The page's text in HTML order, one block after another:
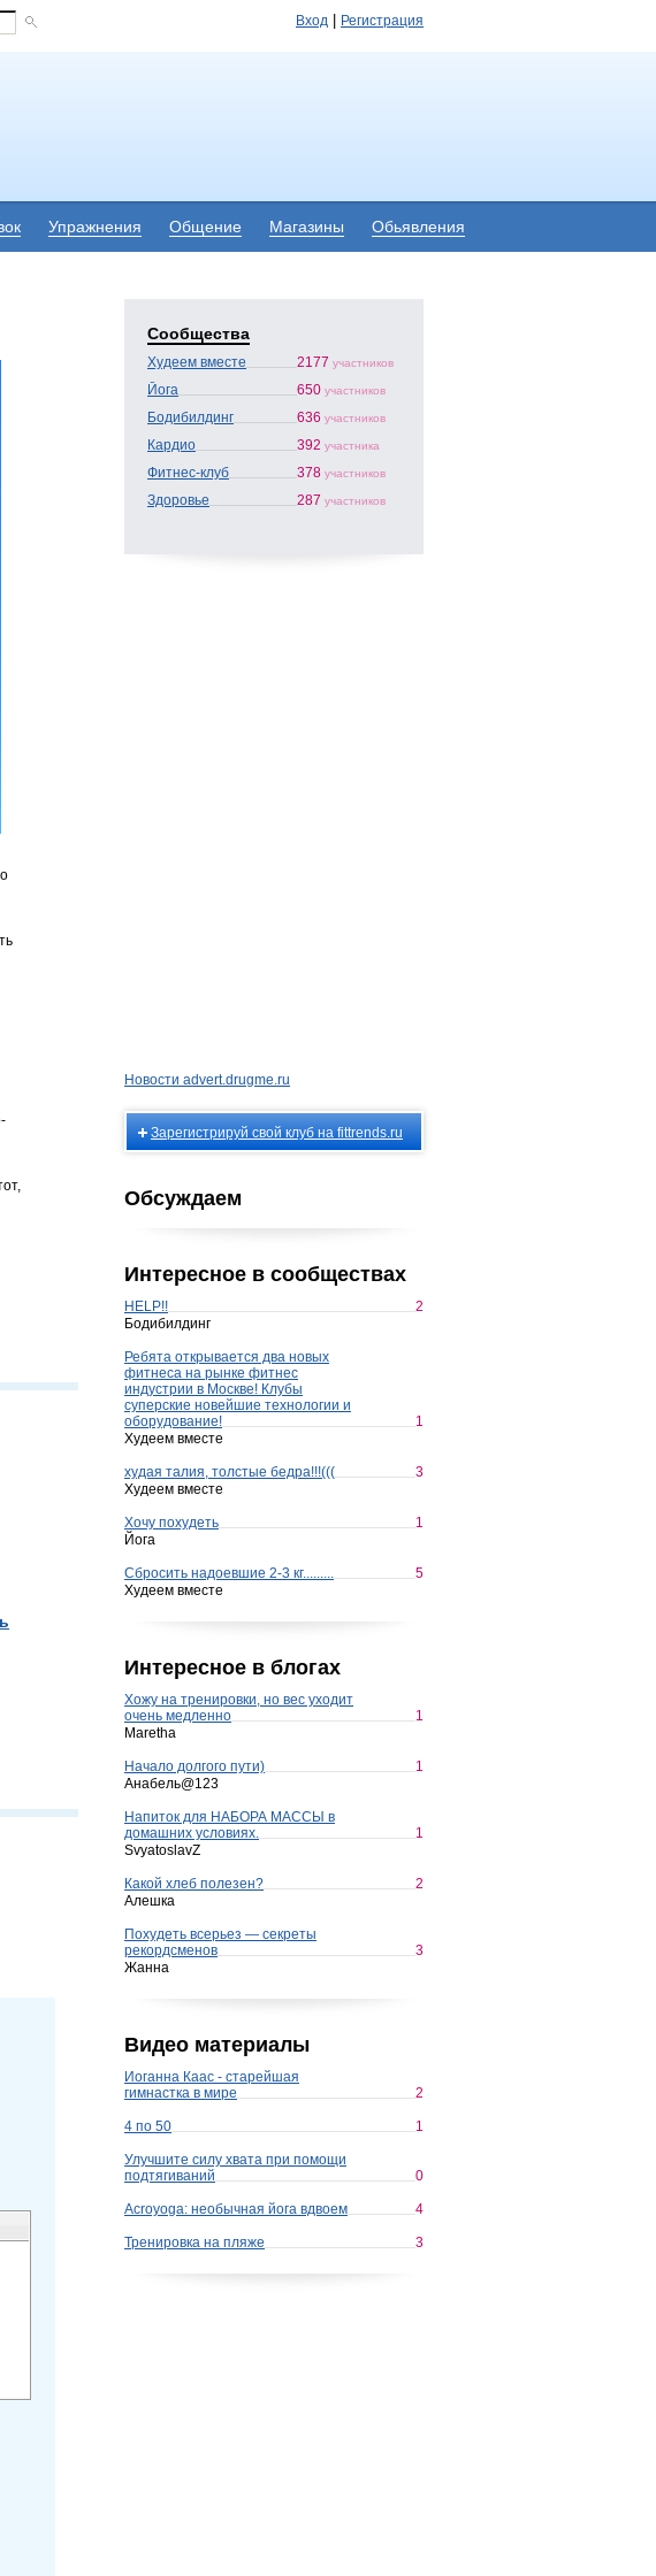
Вход Регистрация
Упражнения Общение Магазины Обьявления
Сообщества
Худеем вместе 2177 участников
Йога 650 участников
Бодибилдинг 636 участников
Кардио 392 участника
Фитнес-клуб 378 участников
Здоровье 287 участников
Новости advert.drugme.ru
Зарегистрируй свой клуб на fittrends.ru
Обсуждаем
Интересное в сообществах
HELP!!
2
Бодибилдинг
Ребята открывается два новых
фитнеса на рынке фитнес
индустрии в Москве! Клубы
суперские новейшие технологии и
оборудование!
1
Худеем вместе
худая талия, толстые бедра!!!(((
3
Худеем вместе
Хочу похудеть
1
Йога
Сбросить надоевшие 2-3 кг.........
5
Худеем вместе
Интересное в блогах
Хожу на тренировки, но вес уходит
очень медленно
1
Maretha
Начало долгого пути)
1
Анабель@123
Напиток для НАБОРА МАССЫ в
домашних условиях.
1
SvyatoslavZ
Какой хлеб полезен?
2
Алешка
Похудеть всерьез — секреты
рекордсменов
3
Жанна
Видео материалы
Иоганна Каас - старейшая
гимнастка в мире
2
4 по 50 1
Улучшите силу хвата при помощи
подтягиваний
0
Acroyoga: необычная йога вдвоем 4
Тренировка на пляже 3